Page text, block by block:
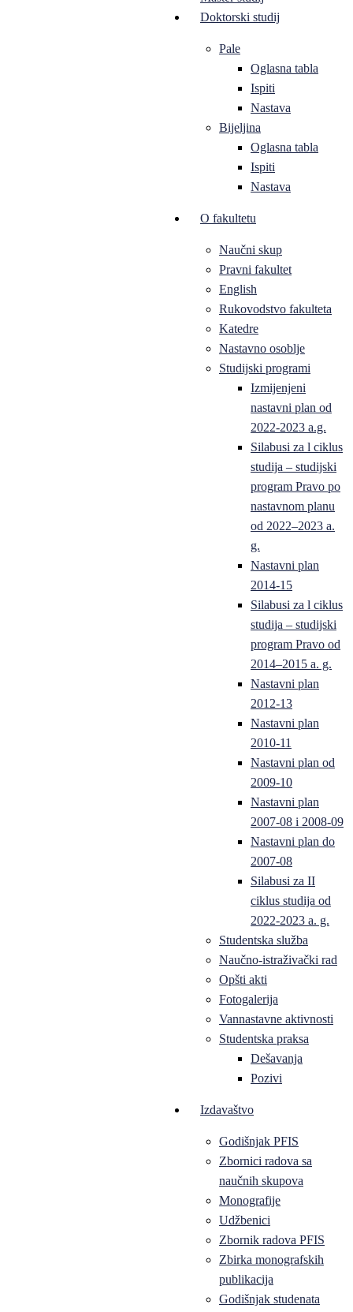
Doktorski studij
Pale
Oglasna tabla
Ispiti
Nastava
Bijeljina
Oglasna tabla
Ispiti
Nastava
O fakultetu
Naučni skup
Pravni fakultet
English
Rukovodstvo fakulteta
Katedre
Nastavno osoblje
Studijski programi
Izmijenjeni
nastavni plan od
2022-2023 a.g.
Silabusi za l ciklus
studija – studijski
program Pravo po
nastavnom planu
od 2022–2023 a.
g.
Nastavni plan
2014-15
Silabusi za l ciklus
studija – studijski
program Pravo od
2014–2015 a. g.
Nastavni plan
2012-13
Nastavni plan
2010-11
Nastavni plan od
2009-10
Nastavni plan
2007-08 i 2008-09
Nastavni plan do
2007-08
Silabusi za II
ciklus studija od
2022-2023 a. g.
Studentska služba
Naučno-istraživački rad
Opšti akti
Fotogalerija
Vannastavne aktivnosti
Studentska praksa
Dešavanja
Pozivi
Izdavaštvo
Godišnjak PFIS
Zbornici radova sa
naučnih skupova
Monografije
Udžbenici
Zbornik radova PFIS
Zbirka monografskih
publikacija
Godišnjak studenata